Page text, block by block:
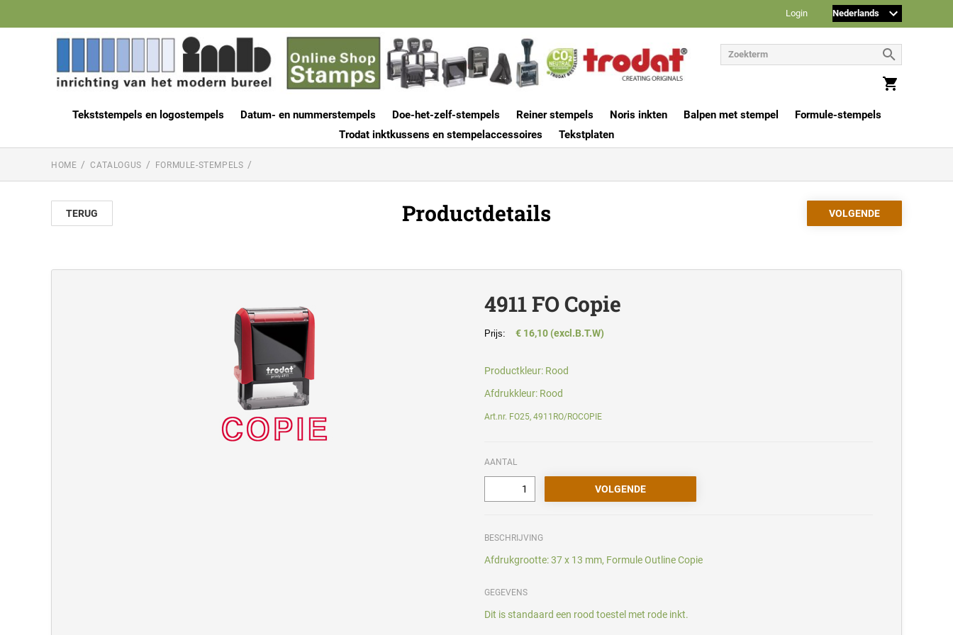
Login
Tekststempels en logostempels Datum- en nummerstempels Doe-het-zelf-stempels Reiner stempels Noris inkten Balpen met stempel
Formule-stempels
Trodat inktkussens en stempelaccessoires
Tekstplaten
HOME CATALOGUS FORMULE-STEMPELS
TERUG Productdetails
4911 FO Copie
Prijs: € 16,10 (excl.B.T.W)
Productkleur: Rood
Afdrukkleur: Rood
Art.nr. FO25, 4911RO/ROCOPIE
AANTAL
BESCHRIJVING
Afdrukgrootte: 37 x 13 mm, Formule Outline Copie
GEGEVENS
Dit is standaard een rood toestel met rode inkt.